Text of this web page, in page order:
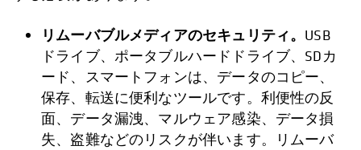
リムーバブルメディアのセキュリティ。 USB
ドライブ、ポータブルハードドライブ、SDカ
ード、スマートフォンは、データのコピー、
保存、転送に便利なツールです。利便性の反
面、データ漏洩、マルウェア感染、データ損
失、盗難などのリスクが伴います。リムーバ